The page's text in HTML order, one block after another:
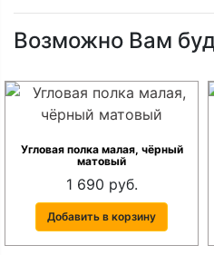
Возможно Вам
Угловая полка малая, чёрный
матовый
1 690 руб.
Добавить в корзину